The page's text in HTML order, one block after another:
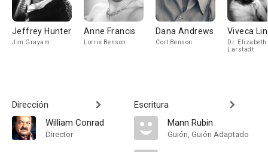
Jeffrey Hunter
Jim Grayam
Anne Francis
Lorrie Benson
Dana Andrews
Cort Benson
Viveca
Dr. Elizabeth
Larstadt
Dirección
William Conrad
Director
Escritura
Mann Rubin
Guión, Guión Adaptado